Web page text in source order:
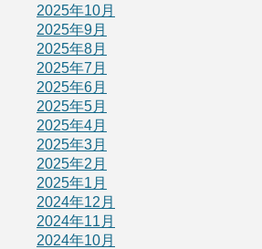
2025年10月
2025年9月
2025年8月
2025年7月
2025年6月
2025年5月
2025年4月
2025年3月
2025年2月
2025年1月
2024年12月
2024年11月
2024年10月